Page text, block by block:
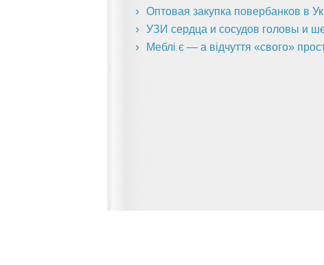
Оптовая закупка повербанков в
УЗИ сердца и сосудов головы и
Меблі є — а відчуття «свого»